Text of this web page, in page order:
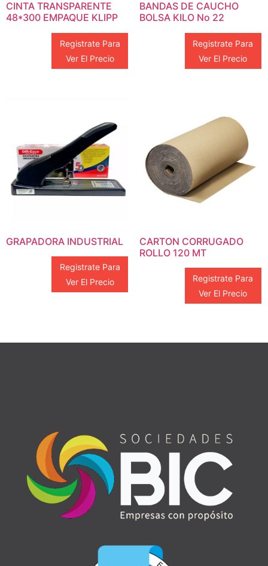
CINTA TRANSPARENTE
48*300 EMPAQUE KLIPP
Registrate Para
Ver El Precio
BANDAS DE CAUCHO
BOLSA KILO No 22
Registrate Para
Ver El Precio
GRAPADORA INDUSTRIAL
Registrate Para
Ver El Precio
CARTON CORRUGADO
ROLLO 120 MT
Registrate Para
Ver El Precio